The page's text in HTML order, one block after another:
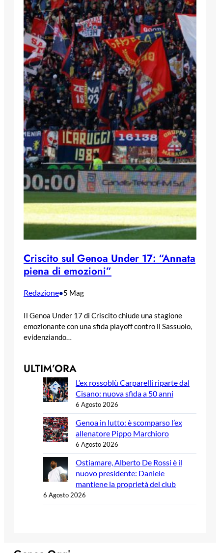
Criscito sul Genoa Under 17: “Annata
piena di emozioni”
Redazione•5 Mag
Il Genoa Under 17 di Criscito chiude una stagione
emozionante con una sfida playoff contro il Sassuolo,
evidenziando…
ULTIM’ORA
L’ex rossoblù Carparelli riparte dal
Cisano: nuova sfida a 50 anni
6 Agosto 2026
Genoa in lutto: è scomparso l’ex
allenatore Pippo Marchioro
6 Agosto 2026
Ostiamare, Alberto De Rossi è il
nuovo presidente: Daniele
mantiene la proprietà del club
6 Agosto 2026